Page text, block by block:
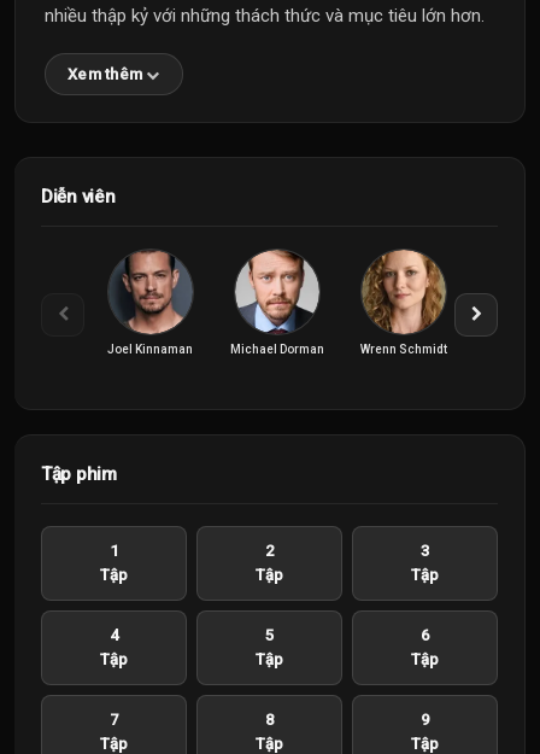
nhiều thập kỷ với những thách thức và mục tiêu lớn hơn.
Xem thêm
Diễn viên
Joel Kinnaman Michael Dorman Wrenn Schmidt
Tập phim
1
Tập
2
Tập
3
Tập
4
Tập
5
Tập
6
Tập
7
Tập
8
Tập
9
Tập